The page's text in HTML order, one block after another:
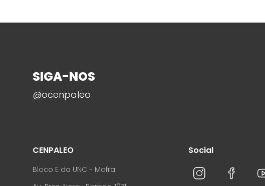
SIGA-NOS
@ocenpaleo
CENPALEO
Bloco E da UNC - Mafra
Social